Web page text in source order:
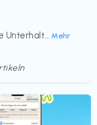
Unterhalt... Mehr